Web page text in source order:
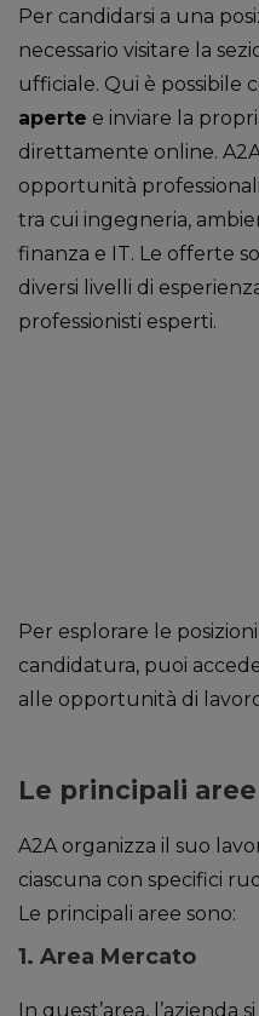
Per candidarsi a una
necessario visitare la
ufficiale. Qui è possibile
aperte e inviare la
direttamente online.
opportunità
tra cui ingegneria,
finanza e IT. Le offerte
diversi livelli di
professionisti esperti.
Per esplorare le
candidatura, puoi
alle opportunità di
Le principali
A2A organizza il suo
ciascuna con specifici
Le principali aree sono:
1. Area Mercato
In quest’area, l’azienda